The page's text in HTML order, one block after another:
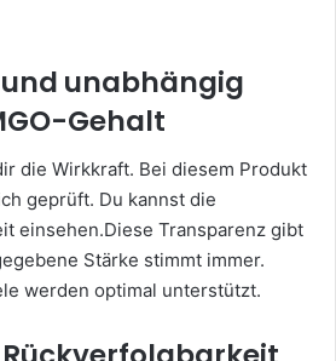
unabhängig
Gehalt
die Wirkkraft. Bei diesem Produkt
geprüft. Du kannst die
einsehen.Diese Transparenz gibt
Stärke stimmt immer.
werden optimal unterstützt.